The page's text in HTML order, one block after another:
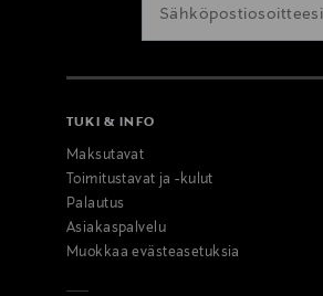
TUKI & INFO
Maksutavat
Toimitustavat ja -kulut
Palautus
Asiakaspalvelu
Muokkaa evästeasetuksia